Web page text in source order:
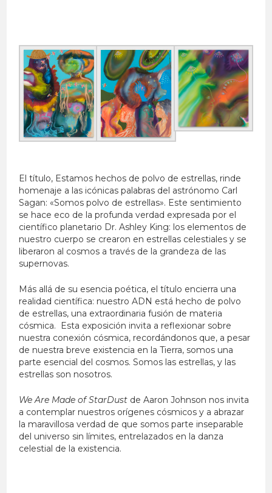
El título, Estamos hechos de polvo de estrellas, rinde
homenaje a las icónicas palabras del astrónomo Carl
Sagan: «Somos polvo de estrellas». Este sentimiento
se hace eco de la profunda verdad expresada por el
científico planetario Dr. Ashley King: los elementos de
nuestro cuerpo se crearon en estrellas celestiales y se
liberaron al cosmos a través de la grandeza de las
supernovas.
Más allá de su esencia poética, el título encierra una
realidad científica: nuestro ADN está hecho de polvo
de estrellas, una extraordinaria fusión de materia
cósmica. Esta exposición invita a reflexionar sobre
nuestra conexión cósmica, recordándonos que, a pesar
de nuestra breve existencia en la Tierra, somos una
parte esencial del cosmos. Somos las estrellas, y las
estrellas son nosotros.
We Are Made of StarDust de Aaron Johnson nos invita
a contemplar nuestros orígenes cósmicos y a abrazar
la maravillosa verdad de que somos parte inseparable
del universo sin límites, entrelazados en la danza
celestial de la existencia.